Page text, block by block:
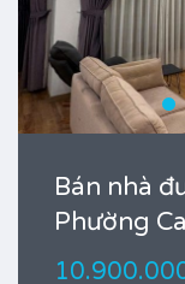
Bán nhà
Phường